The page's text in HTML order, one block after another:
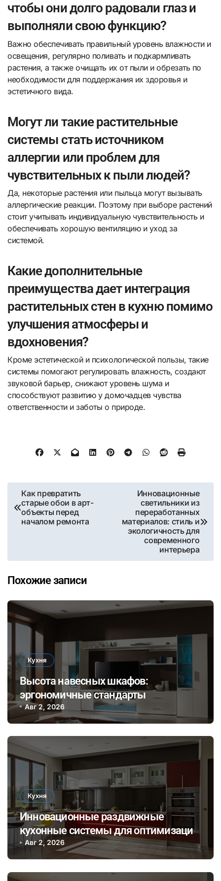
чтобы они долго радовали глаз и
выполняли свою функцию?
Важно обеспечивать правильный уровень влажности и
освещения, регулярно поливать и подкармливать
растения, а также очищать их от пыли и обрезать по
необходимости для поддержания их здоровья и
эстетичного вида.
Могут ли такие растительные
системы стать источником
аллергии или проблем для
чувствительных к пыли людей?
Да, некоторые растения или пыльца могут вызывать
аллергические реакции. Поэтому при выборе растений
стоит учитывать индивидуальную чувствительность и
обеспечивать хорошую вентиляцию и уход за
системой.
Какие дополнительные
преимущества дает интеграция
растительных стен в кухню помимо
улучшения атмосферы и
вдохновения?
Кроме эстетической и психологической пользы, такие
системы помогают регулировать влажность, создают
звуковой барьер, снижают уровень шума и
способствуют развитию у домочадцев чувства
ответственности и заботы о природе.
Навигация
по
записям
Как превратить
старые обои в арт-
объекты перед
началом ремонта
Инновационные
светильники из
переработанных
материалов: стиль и
экологичность для
современного
интерьера
Похожие записи
Кухня
Высота навесных шкафов:
эргономичные стандарты
Авг 2, 2026
Кухня
Инновационные раздвижные
кухонные системы для оптимизации
пространства и стильного
оформления интерьера
Авг 2, 2026